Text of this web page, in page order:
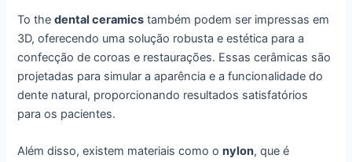
To thedental ceramics também podem ser impressas em
3D, oferecendo uma solução robusta e estética para a
confecção de coroas e restaurações. Essas cerâmicas são
projetadas para simular a aparência e a funcionalidade do
dente natural, proporcionando resultados satisfatórios
para os pacientes.
Além disso, existem materiais como onylon, que é